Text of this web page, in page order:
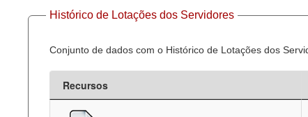
Histórico de Lotações dos Servidores
Conjunto de dados com o Histórico de Lotações dos
Recursos